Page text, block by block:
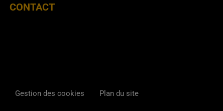
CONTACT
Gestion des cookies Plan du site